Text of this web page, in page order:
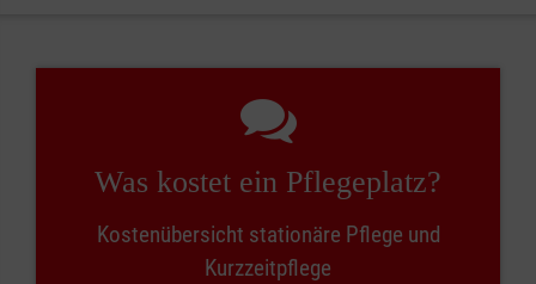
Was kostet ein Pflegeplatz?
Kostenübersicht stationäre Pflege und
Kurzzeitpflege